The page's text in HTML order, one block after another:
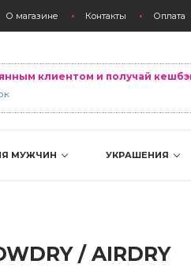
О магазине Контакты Оплата
клиентом и получай
МУЖЧИН УКРАШЕНИЯ
/ AIRDRY